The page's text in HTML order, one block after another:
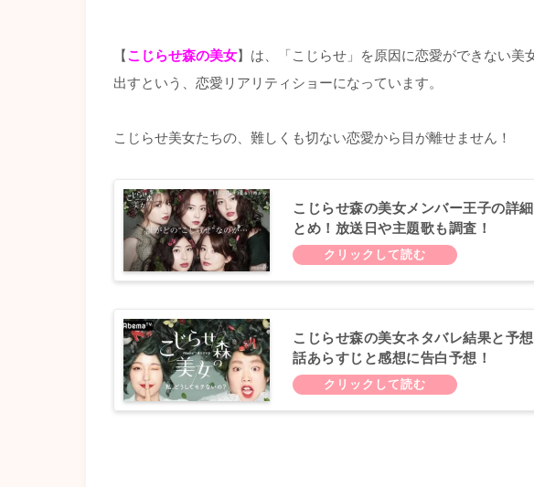
【こじらせ森の美女】は、「こじらせ」を原因に恋愛ができない美
出すという、恋愛リアリティショーになっています。
こじらせ美女たちの、難しくも切ない恋愛から目が離せません！
こじらせ森の美女メンバー王子の詳
とめ！放送日や主題歌も調査！
こじらせ森の美女ネタバレ結果と予
話あらすじと感想に告白予想！